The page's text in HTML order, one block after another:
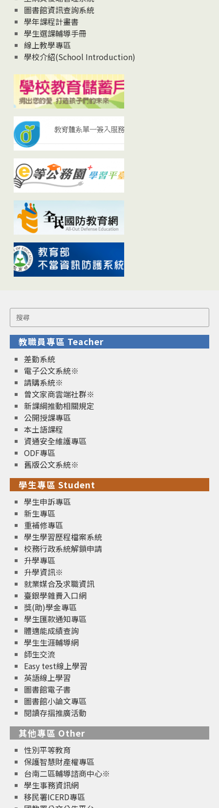
圖書館資訊查詢系統
學年課程計畫書
學生選課輔導手冊
線上教學專區
學校介紹(School Introduction)
Search
for:
教職員專區 Teacher
差勤系統
電子公文系統※
請購系統※
曾文家商雲端社群※
新課綱推動相關規定
公開授課專區
本土語課程
資通安全維護專區
ODF專區
舊版公文系統※
學生專區 Student
學生申訴專區
新生專區
重補修專區
學生學習歷程檔案系統
校務行政系統解鎖申請
升學專區
升學資訊※
就業媒合及求職資訊
臺銀學雜費入口網
獎(助)學金專區
學生匯款通知專區
體適能成績查詢
學生生涯輔導網
師生交流
Easy test線上學習
英語線上學習
圖書館電子書
圖書館小論文專區
閱讀存摺推廣活動
其他專區 Other
性別平等教育
保護智慧財產權專區
台南二區輔導諮商中心※
學生事務資訊網
移民署ICERD專區